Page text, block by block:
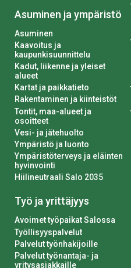
Asuminen ja ympäristö
Asuminen
Kaavoitus ja
kaupunkisuunnittelu
Kadut, liikenne ja yleiset
alueet
Kartat ja paikkatieto
Rakentaminen ja kiinteistöt
Tontit, maa-alueet ja
osoitteet
Vesi- ja jätehuolto
Ympäristö ja luonto
Ympäristöterveys ja eläinten
hyvinvointi
Hiilineutraali Salo 2035
Työ ja yrittäjyys
Avoimet työpaikat Salossa
Työllisyyspalvelut
Palvelut työnhakijoille
Palvelut työnantaja- ja
yritysasiakkaille